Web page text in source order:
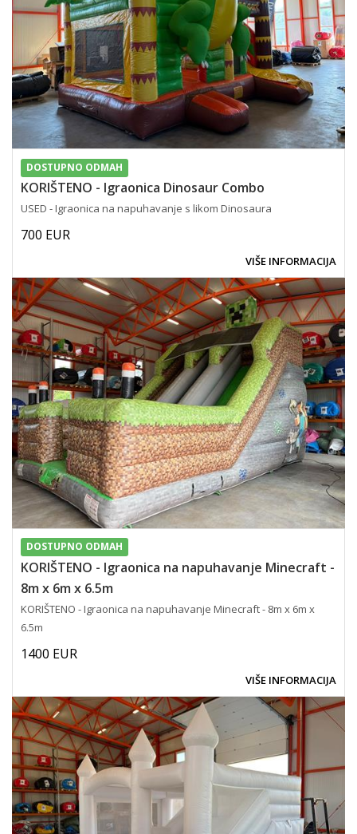
DOSTUPNO ODMAH
KORIŠTENO - Igraonica Dinosaur Combo
USED - Igraonica na napuhavanje s likom Dinosaura
700 EUR
VIŠE INFORMACIJA
DOSTUPNO ODMAH
KORIŠTENO - Igraonica na napuhavanje Minecraft -
8m x 6m x 6.5m
KORIŠTENO - Igraonica na napuhavanje Minecraft - 8m x 6m x
6.5m
1400 EUR
VIŠE INFORMACIJA